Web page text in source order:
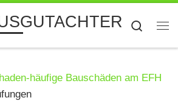
Search
häufige Bauschäden am EFH